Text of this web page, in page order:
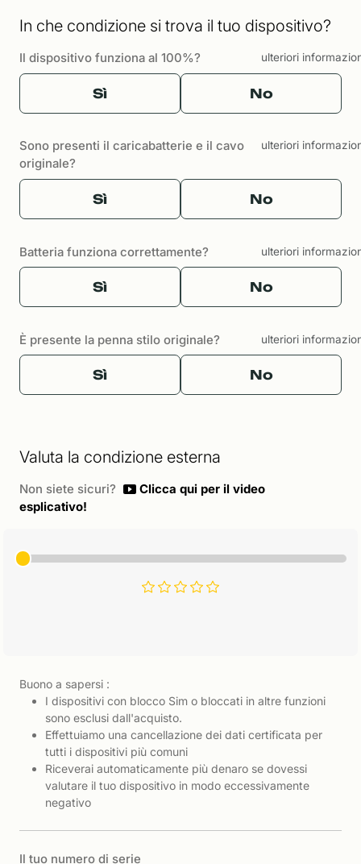
In che condizione si trova il tuo dispositivo?
Il dispositivo funziona al 100%? ulteriori
Sì No
Sono presenti il caricabatterie e il cavo
originale?
ulteriori
Sì No
Batteria funziona correttamente? ulteriori
Sì No
È presente la penna stilo originale? ulteriori
Sì No
Valuta la condizione esterna
Non siete sicuri?
Clicca qui per il video
esplicativo!
Buono a sapersi :
I dispositivi con blocco Sim o bloccati in altre funzioni
sono esclusi dall'acquisto.
Effettuiamo una cancellazione dei dati certificata per
tutti i dispositivi più comuni
Riceverai automaticamente più denaro se dovessi
valutare il tuo dispositivo in modo eccessivamente
negativo
Il tuo numero di serie